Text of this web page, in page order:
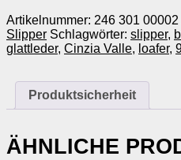
Menge
Artikelnummer: 246 301 00002
Slipper Schlagwörter: slipper,
glattleder, Cinzia Valle, loafer,
Produktsicherheit
ÄHNLICHE